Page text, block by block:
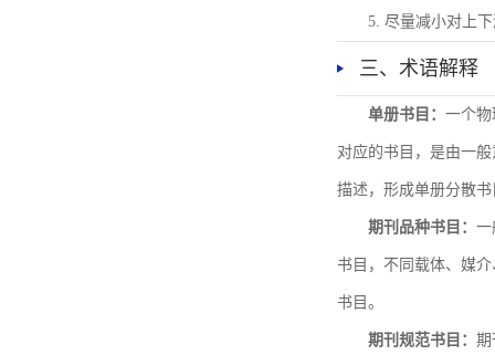
5. 尽量减小对上
三、术语解释
单册书目： 一个
对应的书目，是由一
描述，形成单册分散
期刊品种书目： 一
书目，不同载体、媒
书目。
期刊规范书目： 期